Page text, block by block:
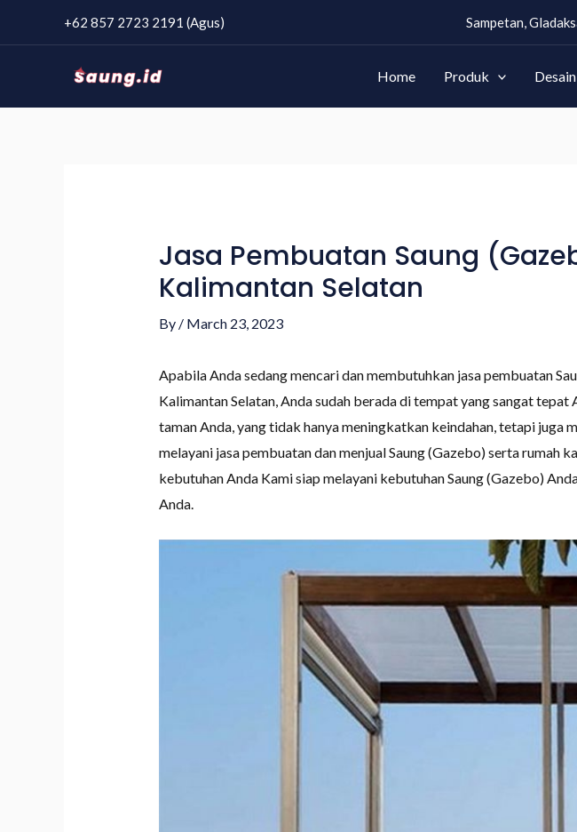
+62 857 2723 2191 (Agus) Sampetan,
Home Produk Desain
Jasa Pembuatan Saung
Kalimantan Selatan
By / March 23, 2023
Apabila Anda sedang mencari dan membutuhkan jasa pembuatan
Kalimantan Selatan, Anda sudah berada di tempat yang sangat
taman Anda, yang tidak hanya meningkatkan keindahan, tetapi juga
melayani jasa pembuatan dan menjual Saung (Gazebo) serta rumah
kebutuhan Anda Kami siap melayani kebutuhan Saung (Gazebo)
Anda.